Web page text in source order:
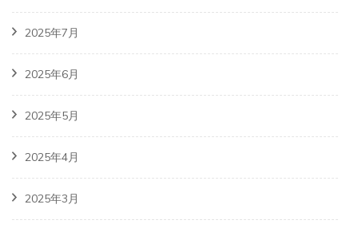
2025年7月
2025年6月
2025年5月
2025年4月
2025年3月